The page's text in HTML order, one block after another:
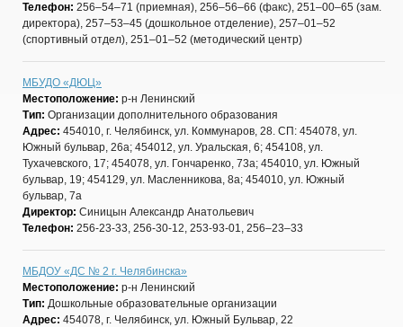
Телефон: 256–54–71 (приемная), 256–56–66 (факс), 251–00–65 (зам.
директора), 257–53–45 (дошкольное отделение), 257–01–52
(спортивный отдел), 251–01–52 (методический центр)
МБУДО «ДЮЦ»
Местоположение: р-н Ленинский
Тип: Организации дополнительного образования
Адрес: 454010, г. Челябинск, ул. Коммунаров, 28. СП: 454078, ул.
Южный бульвар, 26а; 454012, ул. Уральская, 6; 454108, ул.
Тухачевского, 17; 454078, ул. Гончаренко, 73а; 454010, ул. Южный
бульвар, 19; 454129, ул. Масленникова, 8а; 454010, ул. Южный
бульвар, 7а
Директор: Синицын Александр Анатольевич
Телефон: 256-23-33, 256-30-12, 253-93-01, 256–23–33
МБДОУ «ДС № 2 г. Челябинска»
Местоположение: р-н Ленинский
Тип: Дошкольные образовательные организации
Адрес: 454078, г. Челябинск, ул. Южный Бульвар, 22